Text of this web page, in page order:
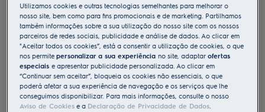
Utilizamos cookies e outras tecnologias semelhantes para melhorar o
nosso site, bem como para fins promocionais e de marketing. Partilhamos
também informações sobre a sua utilização do nosso site com os nossos
parceiros de redes sociais, publicidade e análise de dados. Ao clicar em
"Aceitar todos os cookies”, está a consentir a utilização de cookies, o que
nos permitepersonalizar a sua experiênciano site, adaptarofertas
especiaise apresentar publicidade personalizada. Ao clicar em
“Continuar sem aceitar”, bloqueia os cookies não essenciais, o que
poderá afetar a sua experiência de navegação e os serviços que lhe
conseguimos disponibilizar. Para mais informações, consulte o nosso
Aviso de Cookies e a Declaração de Privacidade de Dados